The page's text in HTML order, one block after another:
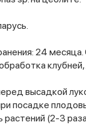
24 месяца.
высадкой
посадке
(2-3